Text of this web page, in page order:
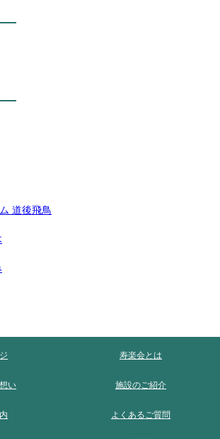
道後飛鳥
寿楽会とは
い 施設のご紹介
よくあるご質問